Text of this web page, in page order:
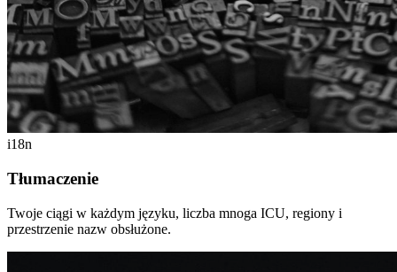
i18n
Tłumaczenie
Twoje ciągi w każdym języku, liczba mnoga ICU, regiony i
przestrzenie nazw obsłużone.